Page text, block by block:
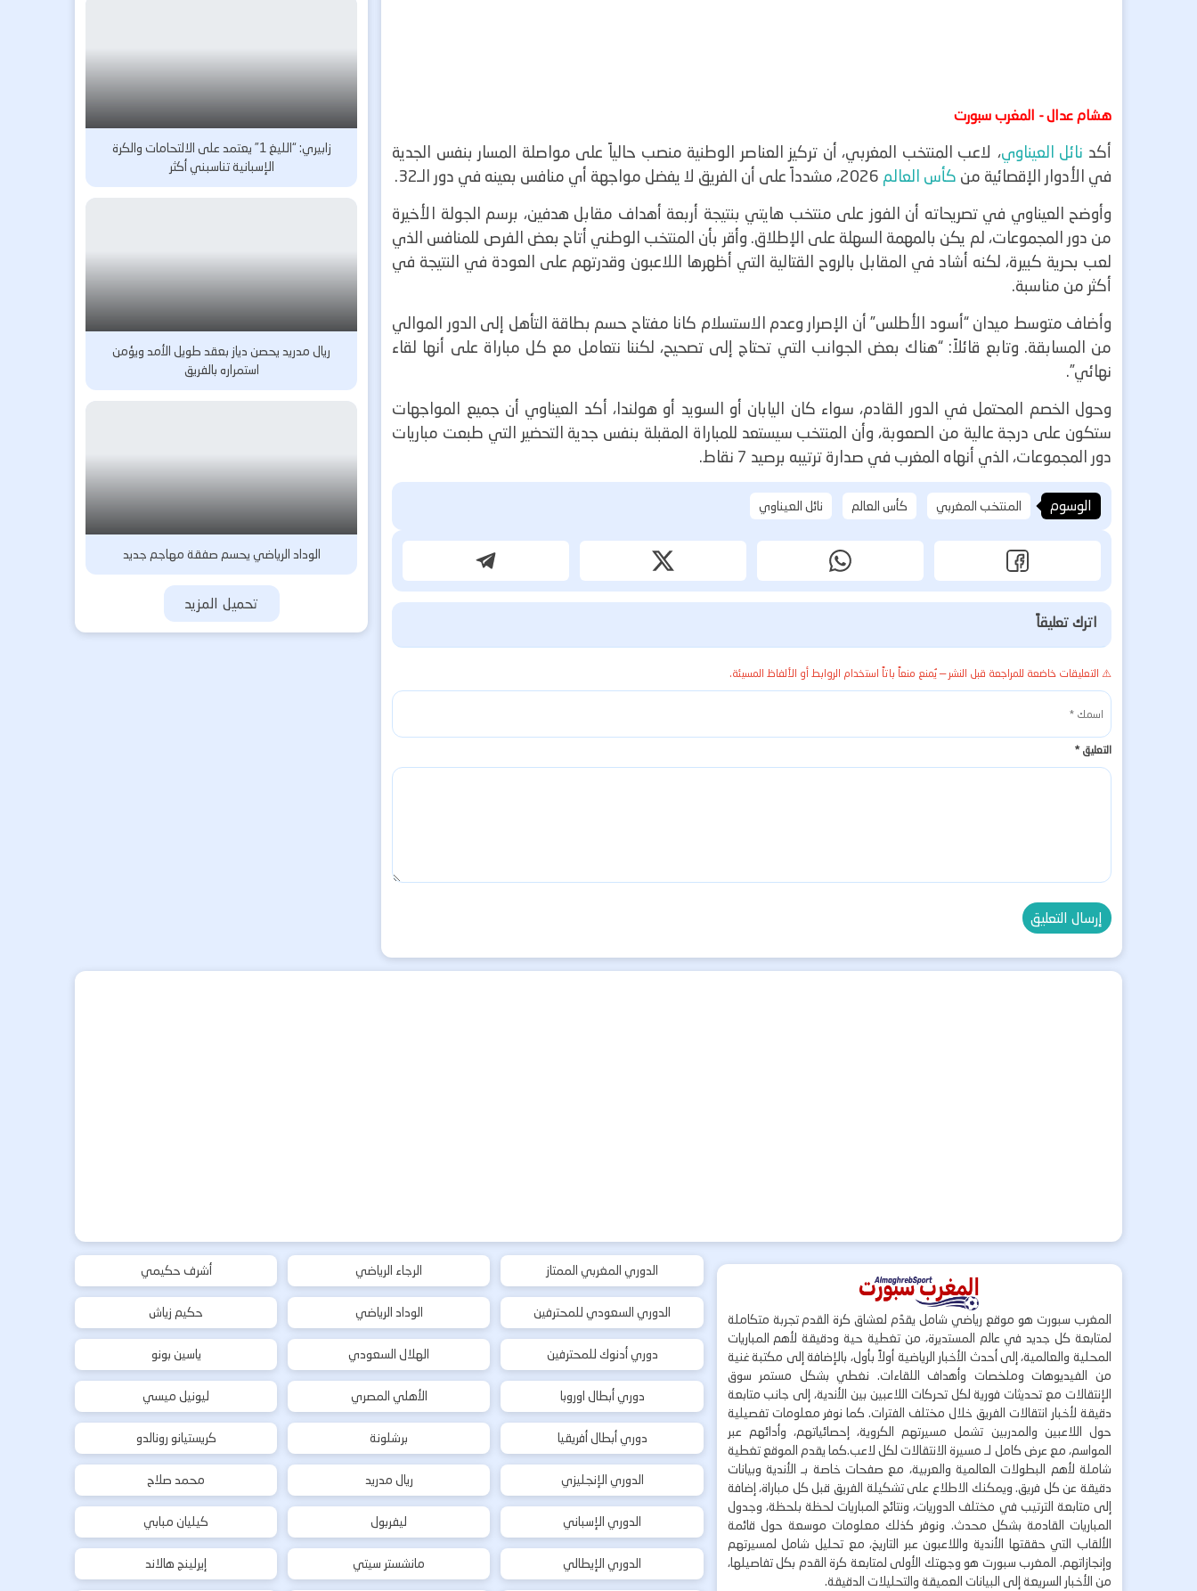
هشام عدال - المغرب سبورت
أكد نائل العيناوي، لاعب المنتخب المغربي، أن تركيز العناصر الوطنية منصب حالياً على مواصلة المسار بنفس الجدية
في الأدوار الإقصائية من كأس العالم
وأوضح العيناوي في تصريحاته أن الفوز على منتخب هايتي بنتيجة أربعة أهداف مقابل هدفين، برسم الجولة الأخيرة
من دور المجموعات، لم يكن بالمهمة السهلة على الإطلاق. وأقر بأن المنتخب الوطني أتاح بعض الفرص للمنافس الذي
لعب بحرية كبيرة، لكنه أشاد في المقابل بالروح القتالية التي أظهرها اللاعبون وقدرتهم على العودة في النتيجة في
أكثر من مناسبة.
وأضاف متوسط ميدان “أسود الأطلس” أن الإصرار وعدم الاستسلام كانا مفتاح حسم بطاقة التأهل إلى الدور الموالي
من المسابقة. وتابع قائلاً: “هناك بعض الجوانب التي تحتاج إلى تصحيح، لكننا نتعامل مع كل مباراة على أنها لقاء
نهائي”.
وحول الخصم المحتمل في الدور القادم، سواء كان اليابان أو السويد أو هولندا، أكد العيناوي أن جميع المواجهات
ستكون على درجة عالية من الصعوبة، وأن المنتخب سيستعد للمباراة المقبلة بنفس جدية التحضير التي طبعت مباريات
دور المجموعات، الذي أنهاه المغرب في صدارة ترتيبه برصيد 7 نقاط.
الوسوم المنتخب المغربي كأس العالم نائل العيناوي
اترك تعليقاً
⚠️ التعليقات خاضعة للمراجعة قبل النشر — يُمنع منعاً باتاً استخدام الروابط أو الألفاظ المسيئة.
التعليق*
زابيري: “الليغ 1” يعتمد على الالتحامات والكرة
الإسبانية تناسبني أكثر
ريال مدريد يحصن دياز بعقد طويل الأمد ويؤمن
استمراره بالفريق
الوداد الرياضي يحسم صفقة مهاجم جديد
تحميل المزيد
المغرب سبورت هو موقع رياضي شامل يقدّم لعشاق كرة القدم تجربة متكاملة
لمتابعة كل جديد في عالم المستديرة، من تغطية حية ودقيقة لأهم المباريات
المحلية والعالمية، إلى أحدث الأخبار الرياضية أولاً بأول، بالإضافة إلى مكتبة غنية
من الفيديوهات وملخصات وأهداف اللقاءات. نغطي بشكل مستمر سوق
الإنتقالات مع تحديثات فورية لكل تحركات اللاعبين بين الأندية، إلى جانب متابعة
دقيقة لأخبار انتقالات الفريق خلال مختلف الفترات. كما نوفر معلومات تفصيلية
حول اللاعبين والمدربين تشمل مسيرتهم الكروية، إحصائياتهم، وأدائهم عبر
المواسم، مع عرض كامل لـ مسيرة الانتقالات لكل لاعب.كما يقدم الموقع تغطية
شاملة لأهم البطولات العالمية والعربية، مع صفحات خاصة بـ الأندية وبيانات
دقيقة عن كل فريق. ويمكنك الاطلاع على تشكيلة الفريق قبل كل مباراة، إضافة
إلى متابعة الترتيب في مختلف الدوريات، ونتائج المباريات لحظة بلحظة، وجدول
المباريات القادمة بشكل محدث. ونوفر كذلك معلومات موسعة حول قائمة
الألقاب التي حققتها الأندية واللاعبون عبر التاريخ، مع تحليل شامل لمسيرتهم
وإنجازاتهم. المغرب سبورت هو وجهتك الأولى لمتابعة كرة القدم بكل تفاصيلها،
من الأخبار السريعة إلى البيانات العميقة والتحليلات الدقيقة.
الدوري المغربي الممتاز
الدوري السعودي للمحترفين
دوري أدنوك للمحترفين
دوري أبطال اوروبا
دوري أبطال أفريقيا
الدوري الإنجليزي
الدوري الإسباني
الدوري الإيطالي
الرجاء الرياضي
الوداد الرياضي
الهلال السعودي
الأهلي المصري
برشلونة
ريال مدريد
ليفربول
مانشستر سيتي
أشرف حكيمي
حكيم زياش
ياسين بونو
ليونيل ميسي
كريستيانو رونالدو
محمد صلاح
كيليان مبابي
إيرلينج هالاند